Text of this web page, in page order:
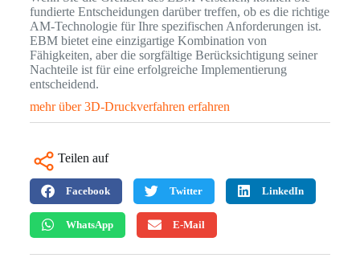
fundierte Entscheidungen darüber treffen, ob es die richtige
AM-Technologie für Ihre spezifischen Anforderungen ist.
EBM bietet eine einzigartige Kombination von
Fähigkeiten, aber die sorgfältige Berücksichtigung seiner
Nachteile ist für eine erfolgreiche Implementierung
entscheidend.
mehr über 3D-Druckverfahren erfahren
Teilen auf
Facebook Twitter LinkedIn
WhatsApp E-Mail